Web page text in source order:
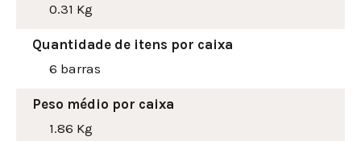
0.31 Kg
Quantidade de itens por caixa
6 barras
Peso médio por caixa
1.86 Kg